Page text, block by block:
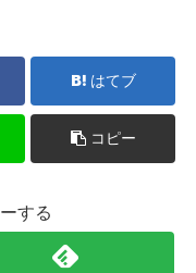
はてブ
コピー
する